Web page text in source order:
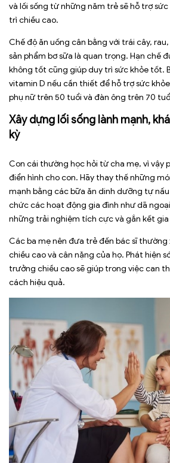
và lối sống từ những năm trẻ sẽ hỗ trợ
trì chiều cao.
Chế độ ăn uống cân bằng với trái cây,
sản phẩm bơ sữa là quan trọng. Hạn chế
không tốt cũng giúp duy trì sức khỏe tốt.
vitamin D nếu cần thiết để hỗ trợ sức
phụ nữ trên 50 tuổi và đàn ông trên 70
Xây dựng lối sống lành mạnh,
kỳ
Con cái thường học hỏi từ cha mẹ, vì vậy
điển hình cho con. Hãy thay thế những
mạnh bằng các bữa ăn dinh dưỡng tự
chức các hoạt động gia đình như dã
những trải nghiệm tích cực và gắn kết gia
Các ba mẹ nên đưa trẻ đến bác sĩ thường
chiều cao và cân nặng của họ. Phát hiện
trưởng chiều cao sẽ giúp trong việc can
cách hiệu quả.